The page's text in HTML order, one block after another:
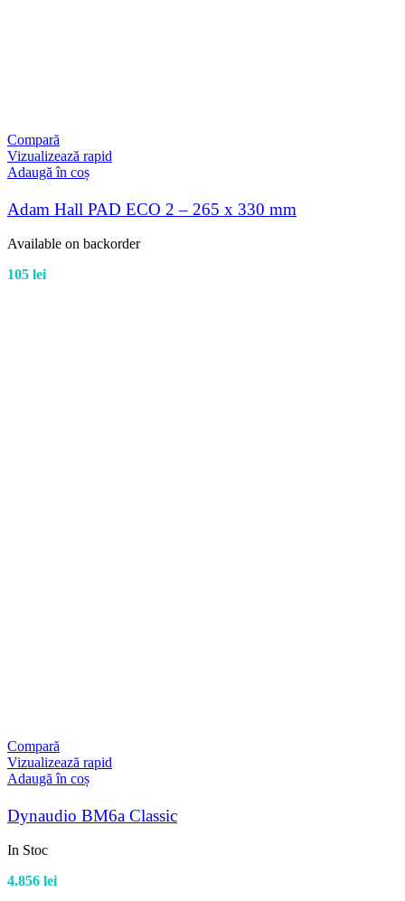
Compară
Vizualizează rapid
Adaugă în coș
Adam Hall PAD ECO 2 – 265 x 330 mm
Available on backorder
105 lei
Compară
Vizualizează rapid
Adaugă în coș
Dynaudio BM6a Classic
In Stoc
4.856 lei